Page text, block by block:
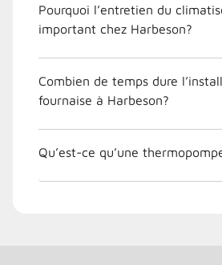
Pourquoi l’entretien du
important chez Harbeson?
Combien de temps dure
fournaise à Harbeson?
Qu’est-ce qu’une